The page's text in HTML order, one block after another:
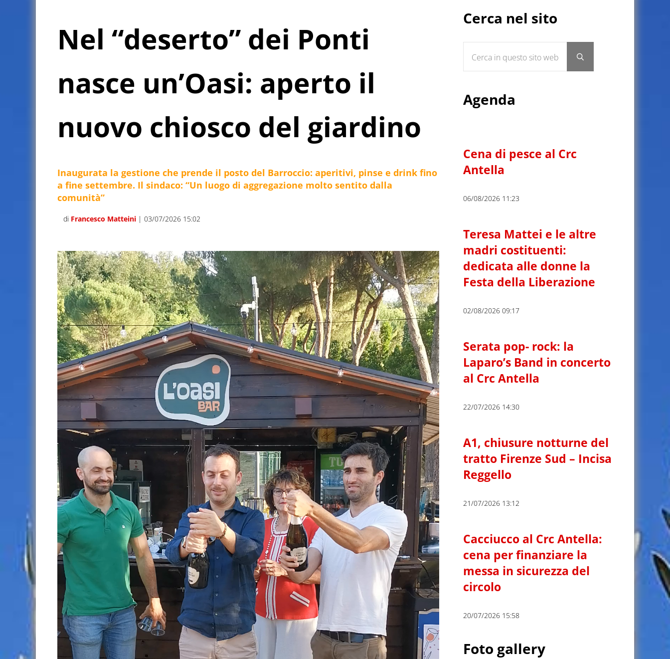
Nel “deserto” dei Ponti
nasce un’Oasi: aperto il
nuovo chiosco del giardino
Inaugurata la gestione che prende il posto del Barroccio: aperitivi, pinse e drink fino
a fine settembre. Il sindaco: “Un luogo di aggregazione molto sentito dalla
comunità”
di Francesco Matteini | 03/07/2026 15:02
Cerca nel sito
Submit search
Agenda
Cena di pesce al Crc
Antella
06/08/2026 11:23
Teresa Mattei e le altre
madri costituenti:
dedicata alle donne la
Festa della Liberazione
02/08/2026 09:17
Serata pop- rock: la
Laparo’s Band in concerto
al Crc Antella
22/07/2026 14:30
A1, chiusure notturne del
tratto Firenze Sud – Incisa
Reggello
21/07/2026 13:12
Cacciucco al Crc Antella:
cena per finanziare la
messa in sicurezza del
circolo
20/07/2026 15:58
Foto gallery